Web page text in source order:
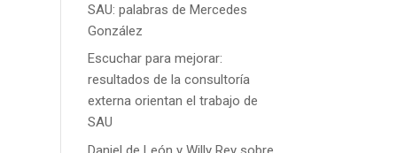
SAU: palabras de Mercedes
González
Escuchar para mejorar:
resultados de la consultoría
externa orientan el trabajo de
SAU